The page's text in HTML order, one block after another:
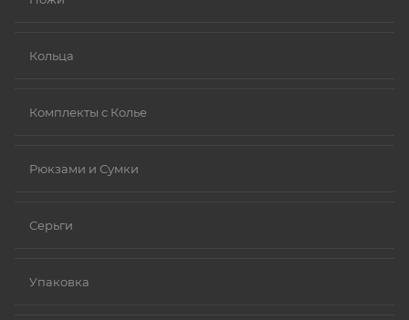
Кольца
Комплекты с Колье
Рюкзами и Сумки
Серьги
Упаковка